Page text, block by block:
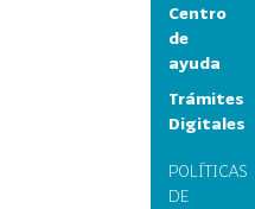
Centro
de
ayuda
Trámites
Digitales
POLÍTICAS
DE